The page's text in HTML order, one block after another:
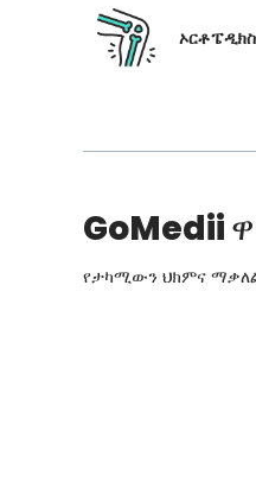
ኦርቶፔዲክስ
GoMedii
የታካሚውን ህክምና